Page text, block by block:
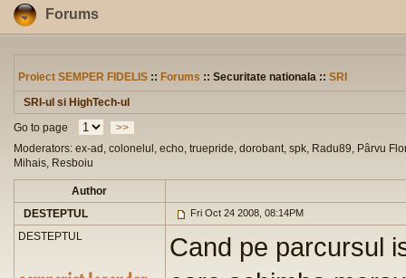
Forums
Proiect SEMPER FIDELIS :: Forums :: Securitate nationala :: SRI
SRI-ul si HighTech-ul
Go to page
>>
Moderators: ex-ad, colonelul, echo, truepride, dorobant, spk, Radu89, Pârvu
Mihais, Resboiu
Author
DESTEPTUL
Fri Oct 24 2008, 08:14PM
DESTEPTUL
Cand pe parcursul